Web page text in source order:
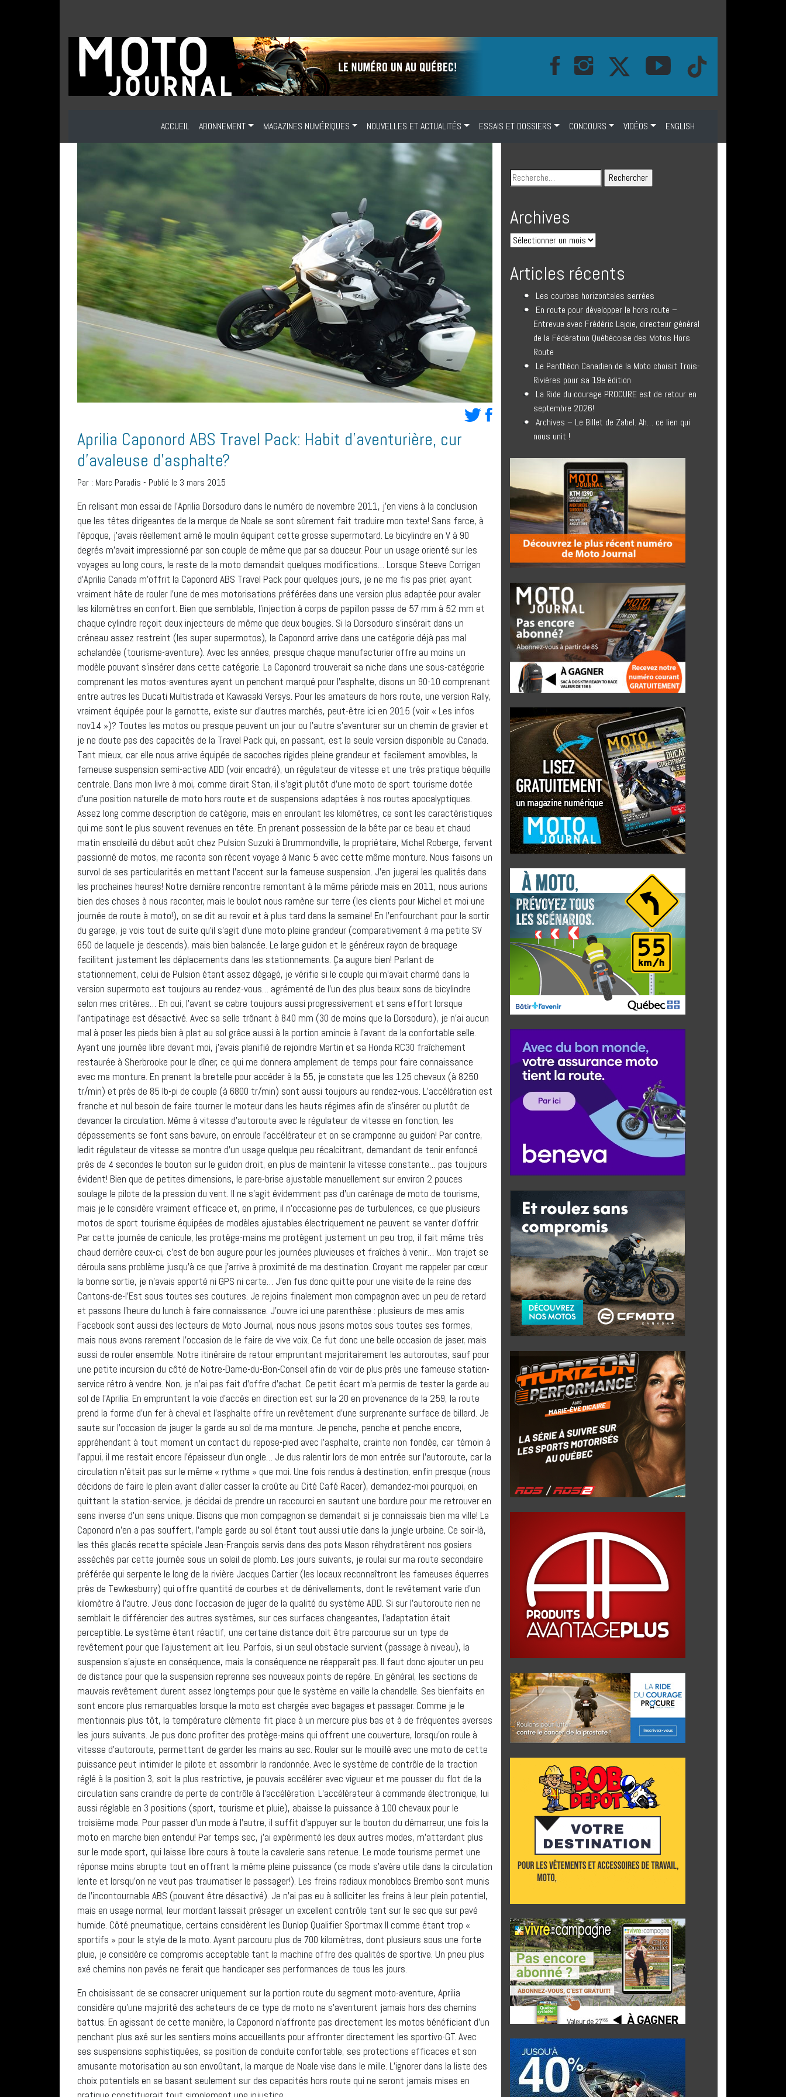
ACCUEIL ABONNEMENT MAGAZINES NUMÉRIQUES NOUVELLES ET ACTUALITÉS ESSAIS ET DOSSIERS CONCOURS VIDÉOS ENGLISH
Aprilia Caponord ABS Travel Pack: Habit d’aventurière, cur
d’avaleuse d’asphalte?
Par : Marc Paradis - Publié le 3 mars 2015
En relisant mon essai de l’Aprilia Dorsoduro dans le numéro de novembre 2011, j’en viens à la conclusion que les têtes dirigeantes de la marque de Noale se sont sûrement fait traduire mon texte! Sans farce, à l’époque, j’avais réellement aimé le moulin équipant cette grosse supermotard. Le bicylindre en V à 90 degrés m’avait impressionné par son couple de même que par sa douceur. Pour un usage orienté sur les voyages au long cours, le reste de la moto demandait quelques modifications… Lorsque Steeve Corrigan d’Aprilia Canada m’offrit la Caponord ABS Travel Pack pour quelques jours, je ne me fis pas prier, ayant vraiment hâte de rouler l’une de mes motorisations préférées dans une version plus adaptée pour avaler les kilomètres en confort. Bien que semblable, l’injection à corps de papillon passe de 57 mm à 52 mm et chaque cylindre reçoit deux injecteurs de même que deux bougies. Si la Dorsoduro s’insérait dans un créneau assez restreint (les super supermotos), la Caponord arrive dans une catégorie déjà pas mal achalandée (tourisme-aventure). Avec les années, presque chaque manufacturier offre au moins un modèle pouvant s’insérer dans cette catégorie. La Caponord trouverait sa niche dans une sous-catégorie comprenant les motos-aventures ayant un penchant marqué pour l’asphalte, disons un 90-10 comprenant entre autres les Ducati Multistrada et Kawasaki Versys. Pour les amateurs de hors route, une version Rally, vraiment équipée pour la garnotte, existe sur d’autres marchés, peut-être ici en 2015 (voir « Les infos nov14 »)? Toutes les motos ou presque peuvent un jour ou l’autre s’aventurer sur un chemin de gravier et je ne doute pas des capacités de la Travel Pack qui, en passant, est la seule version disponible au Canada. Tant mieux, car elle nous arrive équipée de sacoches rigides pleine grandeur et facilement amovibles, la fameuse suspension semi-active ADD (voir encadré), un régulateur de vitesse et une très pratique béquille centrale. Dans mon livre à moi, comme dirait Stan, il s’agit plutôt d’une moto de sport tourisme dotée d’une position naturelle de moto hors route et de suspensions adaptées à nos routes apocalyptiques. Assez long comme description de catégorie, mais en enroulant les kilomètres, ce sont les caractéristiques qui me sont le plus souvent revenues en tête. En prenant possession de la bête par ce beau et chaud matin ensoleillé du début août chez Pulsion Suzuki à Drummondville, le propriétaire, Michel Roberge, fervent passionné de motos, me raconta son récent voyage à Manic 5 avec cette même monture. Nous faisons un survol de ses particularités en mettant l’accent sur la fameuse suspension. J’en jugerai les qualités dans les prochaines heures! Notre dernière rencontre remontant à la même période mais en 2011, nous aurions bien des choses à nous raconter, mais le boulot nous ramène sur terre (les clients pour Michel et moi une journée de route à moto!), on se dit au revoir et à plus tard dans la semaine! En l’enfourchant pour la sortir du garage, je vois tout de suite qu’il s’agit d’une moto pleine grandeur (comparativement à ma petite SV 650 de laquelle je descends), mais bien balancée. Le large guidon et le généreux rayon de braquage facilitent justement les déplacements dans les stationnements. Ça augure bien! Parlant de stationnement, celui de Pulsion étant assez dégagé, je vérifie si le couple qui m’avait charmé dans la version supermoto est toujours au rendez-vous… agrémenté de l’un des plus beaux sons de bicylindre selon mes critères… Eh oui, l’avant se cabre toujours aussi progressivement et sans effort lorsque l’antipatinage est désactivé. Avec sa selle trônant à 840 mm (30 de moins que la Dorsoduro), je n’ai aucun mal à poser les pieds bien à plat au sol grâce aussi à la portion amincie à l’avant de la confortable selle. Ayant une journée libre devant moi, j’avais planifié de rejoindre Martin et sa Honda RC30 fraîchement restaurée à Sherbrooke pour le dîner, ce qui me donnera amplement de temps pour faire connaissance avec ma monture. En prenant la bretelle pour accéder à la 55, je constate que les 125 chevaux (à 8250 tr/min) et près de 85 lb-pi de couple (à 6800 tr/min) sont aussi toujours au rendez-vous. L’accélération est franche et nul besoin de faire tourner le moteur dans les hauts régimes afin de s’insérer ou plutôt de devancer la circulation. Même à vitesse d’autoroute avec le régulateur de vitesse en fonction, les dépassements se font sans bavure, on enroule l’accélérateur et on se cramponne au guidon! Par contre, ledit régulateur de vitesse se montre d’un usage quelque peu récalcitrant, demandant de tenir enfoncé près de 4 secondes le bouton sur le guidon droit, en plus de maintenir la vitesse constante… pas toujours évident! Bien que de petites dimensions, le pare-brise ajustable manuellement sur environ 2 pouces soulage le pilote de la pression du vent. Il ne s’agit évidemment pas d’un carénage de moto de tourisme, mais je le considère vraiment efficace et, en prime, il n’occasionne pas de turbulences, ce que plusieurs motos de sport tourisme équipées de modèles ajustables électriquement ne peuvent se vanter d’offrir. Par cette journée de canicule, les protège-mains me protègent justement un peu trop, il fait même très chaud derrière ceux-ci, c’est de bon augure pour les journées pluvieuses et fraîches à venir… Mon trajet se déroula sans problème jusqu’à ce que j’arrive à proximité de ma destination. Croyant me rappeler par cœur la bonne sortie, je n’avais apporté ni GPS ni carte… J’en fus donc quitte pour une visite de la reine des Cantons-de-l’Est sous toutes ses coutures. Je rejoins finalement mon compagnon avec un peu de retard et passons l’heure du lunch à faire connaissance. J’ouvre ici une parenthèse : plusieurs de mes amis Facebook sont aussi des lecteurs de Moto Journal, nous nous jasons motos sous toutes ses formes, mais nous avons rarement l’occasion de le faire de vive voix. Ce fut donc une belle occasion de jaser, mais aussi de rouler ensemble. Notre itinéraire de retour empruntant majoritairement les autoroutes, sauf pour une petite incursion du côté de Notre-Dame-du-Bon-Conseil afin de voir de plus près une fameuse station-service rétro à vendre. Non, je n’ai pas fait d’offre d’achat. Ce petit écart m’a permis de tester la garde au sol de l’Aprilia. En empruntant la voie d’accès en direction est sur la 20 en provenance de la 259, la route prend la forme d’un fer à cheval et l’asphalte offre un revêtement d’une surprenante surface de billard. Je saute sur l’occasion de jauger la garde au sol de ma monture. Je penche, penche et penche encore, appréhendant à tout moment un contact du repose-pied avec l’asphalte, crainte non fondée, car témoin à l’appui, il me restait encore l’épaisseur d’un ongle… Je dus ralentir lors de mon entrée sur l’autoroute, car la circulation n’était pas sur le même « rythme » que moi. Une fois rendus à destination, enfin presque (nous décidons de faire le plein avant d’aller casser la croûte au Cité Café Racer), demandez-moi pourquoi, en quittant la station-service, je décidai de prendre un raccourci en sautant une bordure pour me retrouver en sens inverse d’un sens unique. Disons que mon compagnon se demandait si je connaissais bien ma ville! La Caponord n’en a pas souffert, l’ample garde au sol étant tout aussi utile dans la jungle urbaine. Ce soir-là, les thés glacés recette spéciale Jean-François servis dans des pots Mason réhydratèrent nos gosiers asséchés par cette journée sous un soleil de plomb. Les jours suivants, je roulai sur ma route secondaire préférée qui serpente le long de la rivière Jacques Cartier (les locaux reconnaîtront les fameuses équerres près de Tewkesburry) qui offre quantité de courbes et de dénivellements, dont le revêtement varie d’un kilomètre à l’autre. J’eus donc l’occasion de juger de la qualité du système ADD. Si sur l’autoroute rien ne semblait le différencier des autres systèmes, sur ces surfaces changeantes, l’adaptation était perceptible. Le système étant réactif, une certaine distance doit être parcourue sur un type de revêtement pour que l’ajustement ait lieu. Parfois, si un seul obstacle survient (passage à niveau), la suspension s’ajuste en conséquence, mais la conséquence ne réapparaît pas. Il faut donc ajouter un peu de distance pour que la suspension reprenne ses nouveaux points de repère. En général, les sections de mauvais revêtement durent assez longtemps pour que le système en vaille la chandelle. Ses bienfaits en sont encore plus remarquables lorsque la moto est chargée avec bagages et passager. Comme je le mentionnais plus tôt, la température clémente fit place à un mercure plus bas et à de fréquentes averses les jours suivants. Je pus donc profiter des protège-mains qui offrent une couverture, lorsqu’on roule à vitesse d’autoroute, permettant de garder les mains au sec. Rouler sur le mouillé avec une moto de cette puissance peut intimider le pilote et assombrir la randonnée. Avec le système de contrôle de la traction réglé à la position 3, soit la plus restrictive, je pouvais accélérer avec vigueur et me pousser du flot de la circulation sans craindre de perte de contrôle à l’accélération. L’accélérateur à commande électronique, lui aussi réglable en 3 positions (sport, tourisme et pluie), abaisse la puissance à 100 chevaux pour le troisième mode. Pour passer d’un mode à l’autre, il suffit d’appuyer sur le bouton du démarreur, une fois la moto en marche bien entendu! Par temps sec, j’ai expérimenté les deux autres modes, m’attardant plus sur le mode sport, qui laisse libre cours à toute la cavalerie sans retenue. Le mode tourisme permet une réponse moins abrupte tout en offrant la même pleine puissance (ce mode s’avère utile dans la circulation lente et lorsqu’on ne veut pas traumatiser le passager!). Les freins radiaux monoblocs Brembo sont munis de l’incontournable ABS (pouvant être désactivé). Je n’ai pas eu à solliciter les freins à leur plein potentiel, mais en usage normal, leu
En choisissant de se consacrer uniquement sur la portion route du segment moto-aventure, Aprilia
considère qu’une majorité des acheteurs de ce type de moto ne s’aventurent jamais hors des chemins
battus. En agissant de cette manière, la Caponord n’affronte pas directement les motos bénéficiant d’un
penchant plus axé sur les sentiers moins accueillants pour affronter directement les sportivo-GT. Avec
ses suspensions sophistiquées, sa position de conduite confortable, ses protections efficaces et son
amusante motorisation au son envoûtant, la marque de Noale vise dans le mille. L’ignorer dans la liste des
choix potentiels en se basant seulement sur des capacités hors route qui ne seront jamais mises en
Archives
Articles récents
Les courbes horizontales serrées
En route pour développer le hors route –
Entrevue avec Frédéric Lajoie, directeur général
de la Fédération Québécoise des Motos Hors
Route
Le Panthéon Canadien de la Moto choisit Trois-
Rivières pour sa 19e édition
La Ride du courage PROCURE est de retour en
septembre 2026!
Archives – Le Billet de Zabel. Ah… ce lien qui
nous unit !